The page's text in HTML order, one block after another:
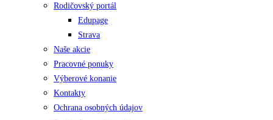
Rodičovský portál
Edupage
Strava
Naše akcie
Pracovné ponuky
Výberové konanie
Kontakty
Ochrana osobných údajov